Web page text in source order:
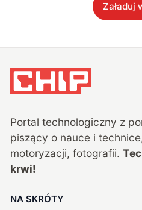
Załaduj
Portal technologiczny z
piszący o nauce i
motoryzacji, fotografii.
krwi!
NA SKRÓTY